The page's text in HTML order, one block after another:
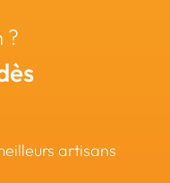
?
artisans